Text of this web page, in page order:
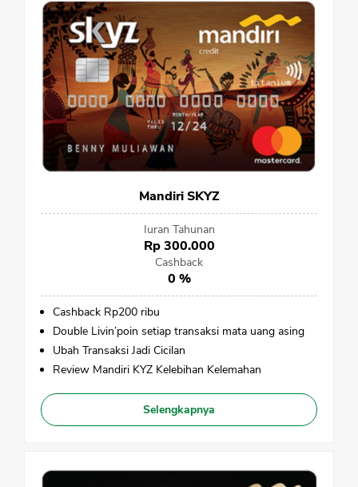
Mandiri SKYZ
Iuran Tahunan
Rp 300.000
Cashback
0 %
Cashback Rp200 ribu
Double Livin’poin setiap transaksi mata uang asing
Ubah Transaksi Jadi Cicilan
Review Mandiri KYZ Kelebihan Kelemahan
Selengkapnya